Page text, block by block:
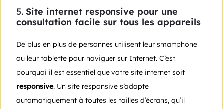
5. Site internet responsive pour une
consultation facile sur tous les appareils
De plus en plus de personnes utilisent leur smartphone
ou leur tablette pour naviguer sur Internet. C’est
pourquoi il est essentiel que votre site internet soit
responsive. Un site responsive s’adapte
automatiquement à toutes les tailles d’écrans, qu’il